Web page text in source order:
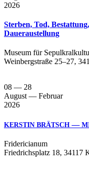
2026
Sterben, Tod,
Daueraustellung
Muse­um für
Wein­berg­stra­ße 25–27,
08 — 28
August— Februar
2026
KERSTIN BRÄTSCH—
Fri­de­ri­cia­num
Fried­richs­platz 18, 34117